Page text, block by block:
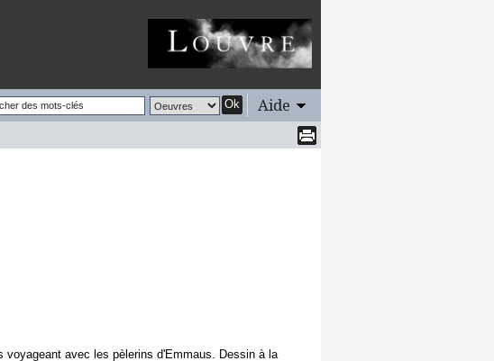
Ok Aide
avec les pèlerins d'Emmaus. Dessin à la